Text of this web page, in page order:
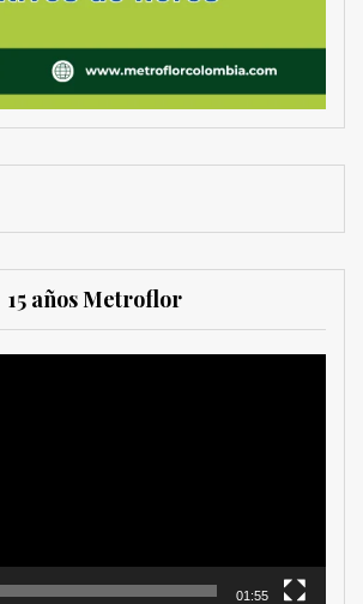
15 años Metroflor
01:55